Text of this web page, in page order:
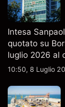
Intesa
quotato su
luglio 2026 al
piano. Esplora
un indicatore
10:50, 8 Luglio